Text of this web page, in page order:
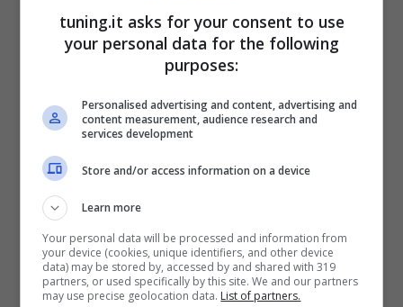
Leggi tutto
tuning.it asks for your consent to use
your personal data for the following
purposes:
Personalised advertising and content, advertising and
content measurement, audience research and
services development
Store and/or access information on a device
Learn more
Your personal data will be processed and information from
your device (cookies, unique identifiers, and other device
data) may be stored by, accessed by and shared with 319
partners, or used specifically by this site. We and our partners
may use precise geolocation data. List of partners.